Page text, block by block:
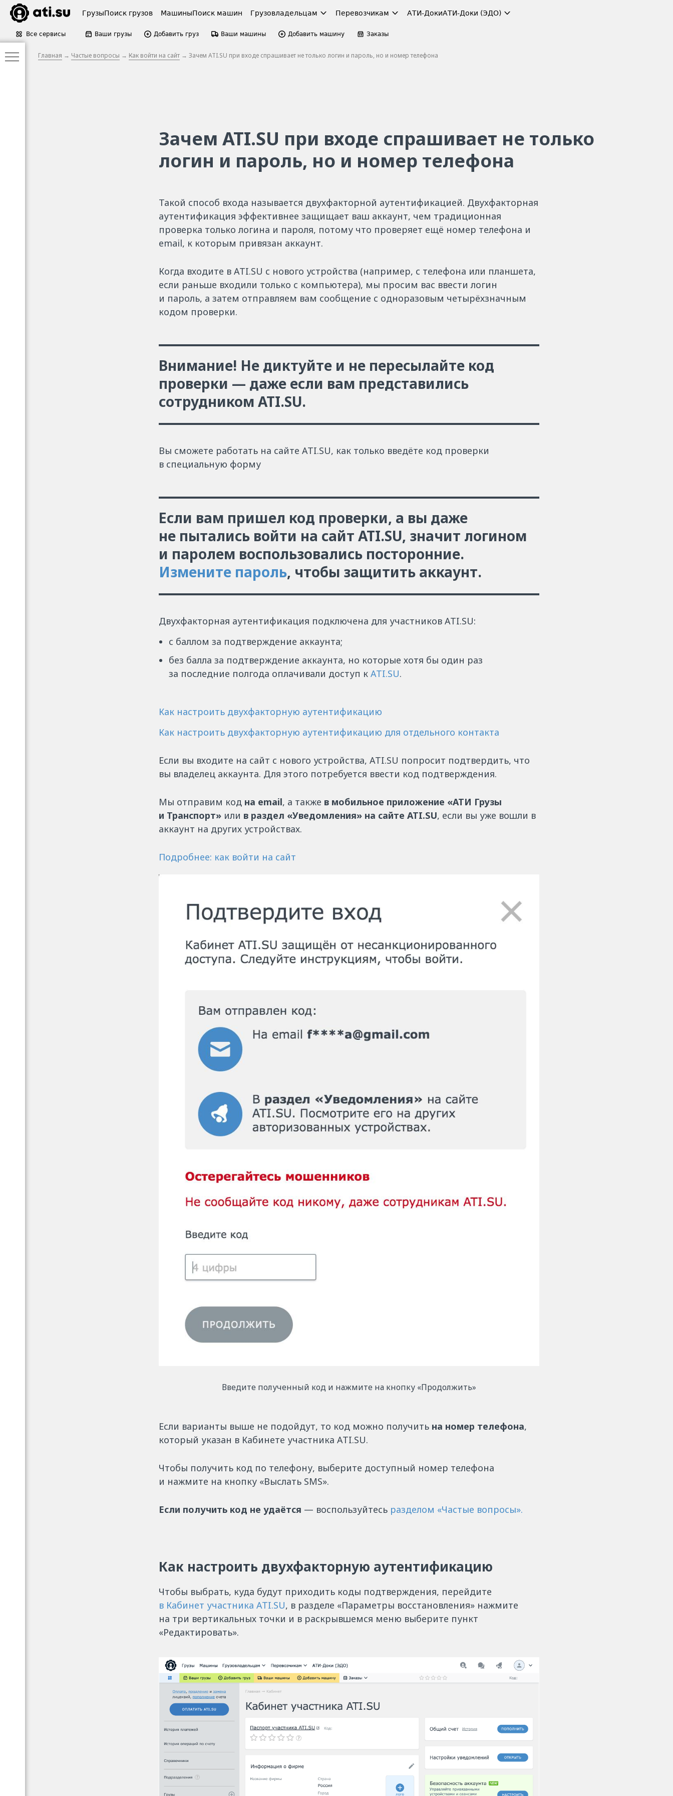
ГрузыПоиск грузов МашиныПоиск машин Грузовладельцам Перевозчикам АТИ-ДокиАТИ-Доки (ЭДО)
Все сервисы Ваши грузы Добавить груз Ваши машины Добавить машину Заказы
Главная → Частые вопросы → Как войти на сайт → Зачем ATI.SU при входе спрашивает не только логин и пароль, но и номер телефона
Зачем ATI.SU при входе спрашивает не только
логин и пароль, но и номер телефона
Такой способ входа называется двухфакторной аутентификацией. Двухфакторная
аутентификация эффективнее защищает ваш аккаунт, чем традиционная
проверка только логина и пароля, потому что проверяет ещё номер телефона и
email, к которым привязан аккаунт.
Когда входите в ATI.SU с нового устройства (например, с телефона или планшета,
если раньше входили только с компьютера), мы просим вас ввести логин
и пароль, а затем отправляем вам сообщение с одноразовым четырёхзначным
кодом проверки.
Внимание! Не диктуйте и не пересылайте код
проверки — даже если вам представились
сотрудником ATI.SU.
Вы сможете работать на сайте ATI.SU, как только введёте код проверки
в специальную форму
Если вам пришел код проверки, а вы даже
не пытались войти на сайт ATI.SU, значит логином
и паролем воспользовались посторонние.
Измените пароль, чтобы защитить аккаунт.
Двухфакторная аутентификация подключена для участников ATI.SU:
с баллом за подтверждение аккаунта;
без балла за подтверждение аккаунта, но которые хотя бы один раз
за последние полгода оплачивали доступ к ATI.SU.
Как настроить двухфакторную аутентификацию
Как настроить двухфакторную аутентификацию для отдельного контакта
Если вы входите на сайт с нового устройства, ATI.SU попросит подтвердить, что
вы владелец аккаунта. Для этого потребуется ввести код подтверждения.
Мы отправим код на email, а также в мобильное приложение «АТИ Грузы
и Транспорт» или в раздел «Уведомления» на сайте ATI.SU, если вы уже вошли в
аккаунт на других устройствах.
Подробнее: как войти на сайт
Введите полученный код и нажмите на кнопку «Продолжить»
Если варианты выше не подойдут, то код можно получить на номер телефона,
который указан в Кабинете участника ATI.SU.
Чтобы получить код по телефону, выберите доступный номер телефона
и нажмите на кнопку «Выслать SMS».
Если получить код не удаётся — воспользуйтесь разделом «Частые вопросы».
Как настроить двухфакторную аутентификацию
Чтобы выбрать, куда будут приходить коды подтверждения, перейдите
в Кабинет участника ATI.SU, в разделе «Параметры восстановления» нажмите
на три вертикальных точки и в раскрывшемся меню выберите пункт
«Редактировать».